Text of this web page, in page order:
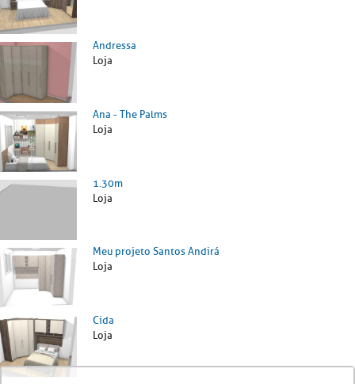
Andressa
Loja
Ana - The Palms
Loja
1.30m
Loja
Meu projeto Santos Andirá
Loja
Cida
Loja